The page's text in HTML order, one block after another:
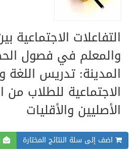
التفاعلات الاجتماعية
والمعلم في فصول
المدينة: تدريس اللغة
الاجتماعية للطلاب من
الأصليين والأقليات
اضف إلى سلة النتائج المختارة